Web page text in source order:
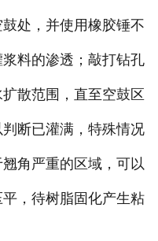
处，并使用橡胶锤不
料的渗透；敲打钻孔
散范围，直至空鼓区
断已灌满，特殊情况
角严重的区域，可以
，待树脂固化产生粘